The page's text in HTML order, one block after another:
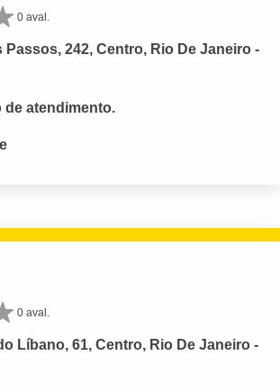
0 aval.
Passos, 242, Centro, Rio De Janeiro -
de atendimento.
0 aval.
Líbano, 61, Centro, Rio De Janeiro -